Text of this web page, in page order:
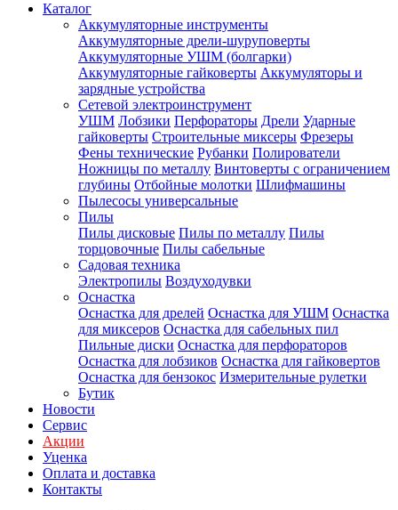
Каталог
Аккумуляторные инструменты
Аккумуляторные дрели-шуруповерты
Аккумуляторные УШМ (болгарки)
Аккумуляторные гайковерты Аккумуляторы и
зарядные устройства
Сетевой электроинструмент
УШМ Лобзики Перфораторы Дрели Ударные
гайковерты Строительные миксеры Фрезеры
Фены технические Рубанки Полирователи
Ножницы по металлу Винтоверты с ограничением
глубины Отбойные молотки Шлифмашины
Пылесосы универсальные
Пилы
Пилы дисковые Пилы по металлу Пилы
торцовочные Пилы сабельные
Садовая техника
Электропилы Воздуходувки
Оснастка
Оснастка для дрелей Оснастка для УШМ Оснастка
для миксеров Оснастка для сабельных пил
Пильные диски Оснастка для перфораторов
Оснастка для лобзиков Оснастка для гайковертов
Оснастка для бензокос Измерительные рулетки
Бутик
Новости
Сервис
Акции
Уценка
Оплата и доставка
Контакты